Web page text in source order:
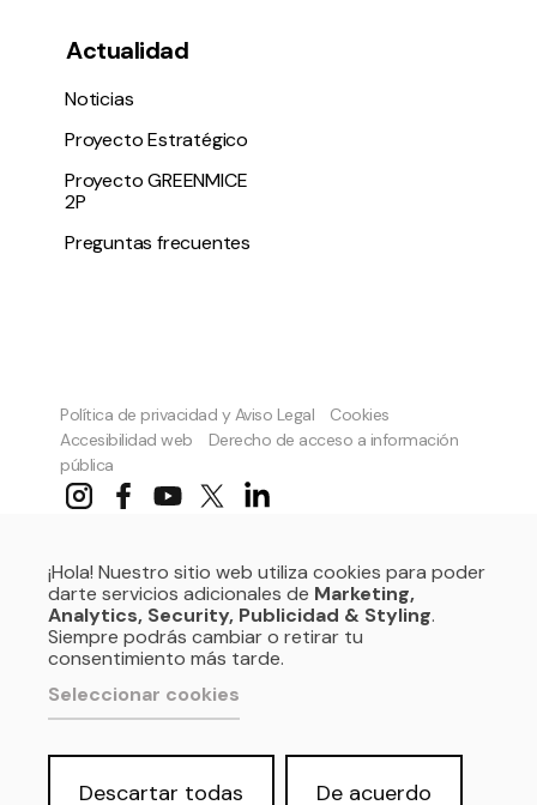
Actualidad
Noticias
Proyecto Estratégico
Proyecto GREENMICE
2P
Preguntas frecuentes
Política de privacidad y Aviso Legal
Cookies
Accesibilidad web
Derecho de acceso a información
pública
SOMOS:
REDES PROFESIONALES:
¡Hola! Nuestro sitio web utiliza cookies para poder
darte servicios adicionales de Marketing,
Analytics, Security, Publicidad & Styling.
Siempre podrás cambiar o retirar tu
consentimiento más tarde.
Seleccionar cookies
Descartar todas De acuerdo